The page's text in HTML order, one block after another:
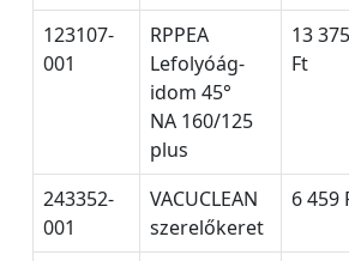
123107-
001
RPPEA
Lefolyóág-
idom 45°
NA 160/125
plus
13 375
Ft
243352-
001
VACUCLEAN
szerelőkeret
6 459